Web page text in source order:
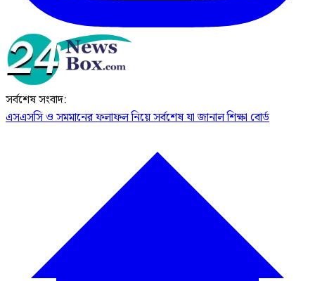
সর্বশেষ সংবাদ:
এসএসসি ও সমমানের ফলাফল নিয়ে সর্বশেষ যা জানাল শিক্ষা বোর্ড